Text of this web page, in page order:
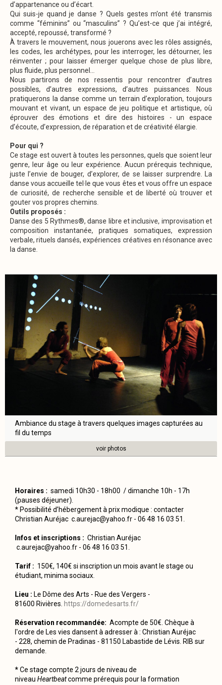
d’appartenance ou d’écart.
Qui suis-je quand je danse ? Quels gestes m’ont été transmis
comme “féminins” ou “masculins” ? Qu’est-ce que j’ai intégré,
accepté, repoussé, transformé ?
À travers le mouvement, nous jouerons avec les rôles assignés,
les codes, les archétypes, pour les interroger, les détourner, les
réinventer ; pour laisser émerger quelque chose de plus libre,
plus fluide, plus personnel…
Nous partirons de nos ressentis pour rencontrer d’autres
possibles, d’autres expressions, d’autres puissances. Nous
pratiquerons la danse comme un terrain d’exploration, toujours
mouvant et vivant, un espace de jeu politique et artistique, où
éprouver des émotions et dire des histoires - un espace
d’écoute, d’expression, de réparation et de créativité élargie.
Pour qui ?
Ce stage est ouvert à toutes les personnes, quels que soient leur
genre, leur âge ou leur expérience. Aucun prérequis technique,
juste l’envie de bouger, d’explorer, de se laisser surprendre. La
danse vous accueille tel·le que vous êtes et vous offre un espace
de curiosité, de recherche sensible et de liberté où trouver et
gouter vos propres chemins.
Outils proposés :
Danse des 5 Rythmes®, danse libre et inclusive, improvisation et
composition instantanée, pratiques somatiques, expression
verbale, rituels dansés, expériences créatives en résonance avec
la danse.
Ambiance du stage à travers quelques images capturées au
fil du temps
voir photos
Horaires : samedi 10h30 - 18h00 / dimanche 10h - 17h
(pauses déjeuner).
* Possibilité d’hébergement à prix modique : contacter
Christian Auréjac c.aurejac@yahoo.fr - 06 48 16 03 51.
Infos et inscriptions : Christian Auréjac
c.aurejac@yahoo.fr - 06 48 16 03 51.
Tarif : 150€, 140€ si inscription un mois avant le stage ou
étudiant, minima sociaux.
Lieu : Le Dôme des Arts - Rue des Vergers -
81600 Rivières. https://domedesarts.fr/
Réservation recommandée: Acompte de 50€. Chèque à
l'ordre de Les vies dansent à adresser à : Christian Auréjac
- 228, chemin de Pradinas - 81150 Labastide de Lévis. RIB sur
demande.
*Ce stage compte 2 jours de niveau de
niveau Heartbeatcomme prérequis pour la formation